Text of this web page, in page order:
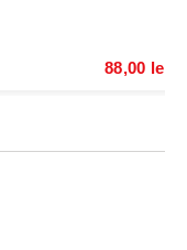
88,00 lei MD